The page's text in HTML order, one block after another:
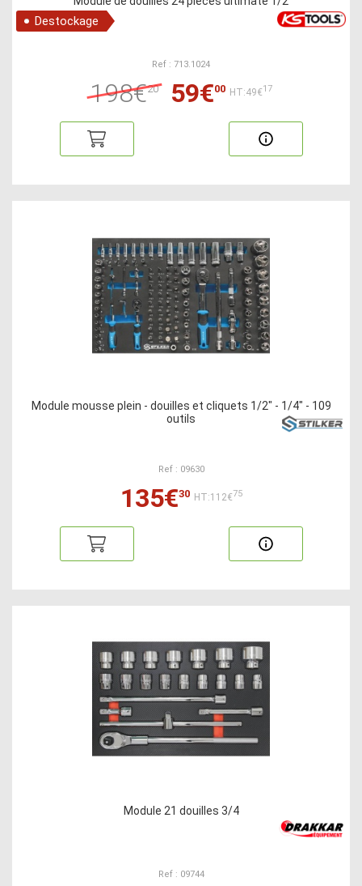
Destockage
Ref : 713.1024
198€20 59€00 HT:49€17
Module mousse plein - douilles et cliquets 1/2" - 1/4" - 109
outils
Ref : 09630
135€30 HT:112€75
Module 21 douilles 3/4
Ref : 09744